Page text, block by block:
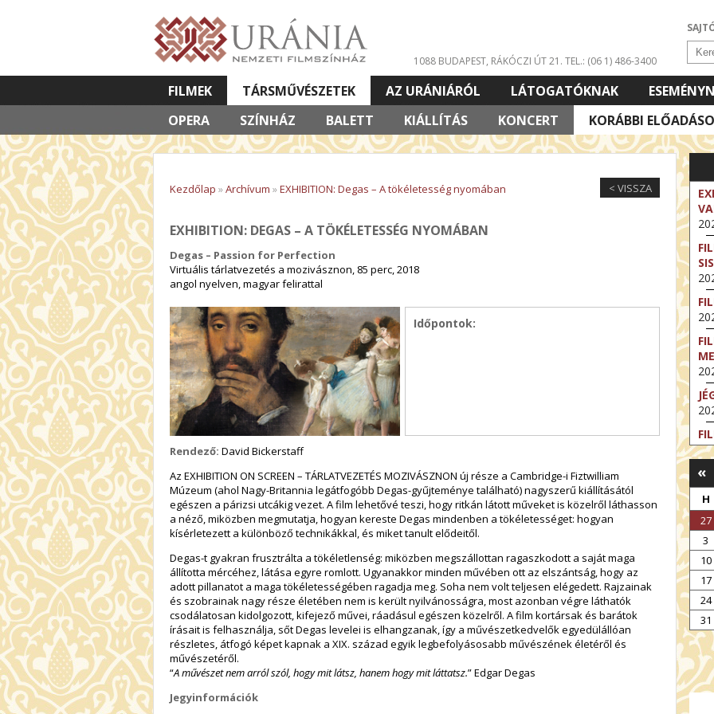
1088 BUDAPEST, RÁKÓCZI ÚT 21. TEL.: (06 1) 486-3400
FILMEK
TÁRSMŰVÉSZETEK
OPERA
SZÍNHÁZ BALETT KIÁLLÍTÁS KONCERT KORÁBBI
AZ URÁNIÁRÓL LÁTOGATÓKNAK
VETÍTETT KÉPES ELŐADÁSOK
< VISSZA
Kezdőlap »Archívum »EXHIBITION: Degas – A tökéletesség nyomában
EXHIBITION: DEGAS – A TÖKÉLETESSÉG NYOMÁBAN
Degas – Passion for Perfection
Virtuális tárlatvezetés a mozivásznon, 85 perc, 2018
angol nyelven, magyar felirattal
Időpontok:
Rendező: David Bickerstaff
Az EXHIBITION ON SCREEN – TÁRLATVEZETÉS MOZIVÁSZNON új része a Cambridge-i Fiztwilliam
Múzeum (ahol Nagy-Britannia legátfogóbb Degas-gyűjteménye található) nagyszerű kiállításától
egészen a párizsi utcákig vezet. A film lehetővé teszi, hogy ritkán látott műveket is közelről láthasson
a néző, miközben megmutatja, hogyan kereste Degas mindenben a tökéletességet: hogyan
kísérletezett a különböző technikákkal, és miket tanult elődeitől.
Degas-t gyakran frusztrálta a tökéletlenség: miközben megszállottan ragaszkodott a saját maga
állította mércéhez, látása egyre romlott. Ugyanakkor minden művében ott az elszántság, hogy az
adott pillanatot a maga tökéletességében ragadja meg. Soha nem volt teljesen elégedett. Rajzainak
és szobrainak nagy része életében nem is került nyilvánosságra, most azonban végre láthatók
csodálatosan kidolgozott, kifejező művei, ráadásul egészen közelről. A film kortársak és barátok
írásait is felhasználja, sőt Degas levelei is elhangzanak, így a művészetkedvelők egyedülállóan
részletes, átfogó képet kapnak a XIX. század egyik legbefolyásosabb művészének életéről és
művészetéről.
“A művészet nem arról szól, hogy mit látsz, hanem hogy mit láttatsz.” Edgar Degas
Jegyinformációk
«
H
27
3
10
17
24
31